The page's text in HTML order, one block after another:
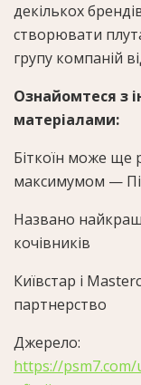
декількох
створювати
групу компаній
Ознайомтеся з
матеріалами:
Біткоїн може ще
максимумом —
Названо
кочівників
Київстар і
партнерство
Джерело:
https://